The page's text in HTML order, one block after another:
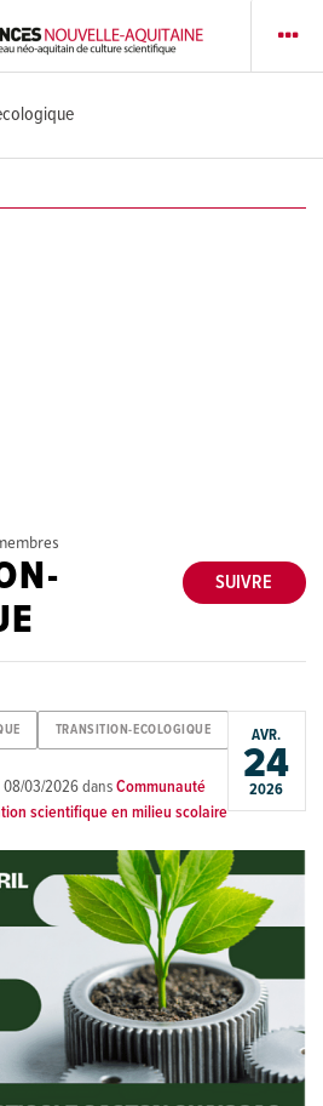
SUIVRE
TRANSITION-ECOLOGIQUE
08/03/2026dansCommunauté
scientifique en milieu scolaire
AVR.
24
2026